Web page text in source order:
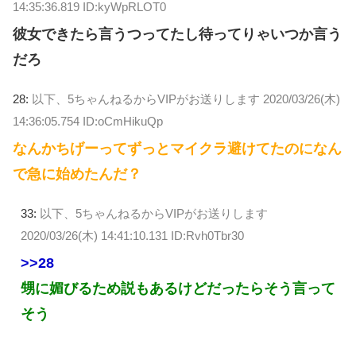
14:35:36.819 ID:kyWpRLOT0
彼女できたら言うつってたし待ってりゃいつか言う
だろ
28: 以下、5ちゃんねるからVIPがお送りします 2020/03/26(木)
14:36:05.754 ID:oCmHikuQp
なんかちげーってずっとマイクラ避けてたのになん
で急に始めたんだ？
33: 以下、5ちゃんねるからVIPがお送りします
2020/03/26(木) 14:41:10.131 ID:Rvh0Tbr30
>>28
甥に媚びるため説もあるけどだったらそう言って
そう